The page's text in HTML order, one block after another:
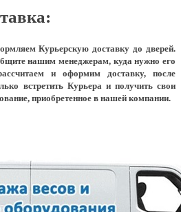
Курьерскую доставку до дверей.
нашим менеджерам, куда нужно его
и оформим доставку, после
встретить Курьера и получить свои
приобретенное в нашей компании.